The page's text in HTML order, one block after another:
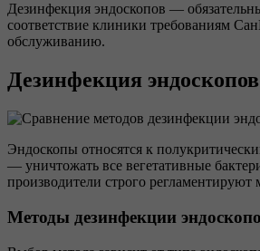
Дезинфекция эндоскопов —
соответствие клиники требованиям
обслуживанию.
Дезинфекция
Эндоскопы относятся к
— уничтожать все вегетативные
производители строго
Методы дезинфекции